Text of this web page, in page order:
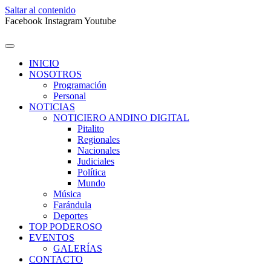
Saltar al contenido
Facebook InstagramYoutube
INICIO
NOSOTROS
Programación
Personal
NOTICIAS
NOTICIERO ANDINO DIGITAL
Pitalito
Regionales
Nacionales
Judiciales
Política
Mundo
Música
Farándula
Deportes
TOP PODEROSO
EVENTOS
GALERÍAS
CONTACTO